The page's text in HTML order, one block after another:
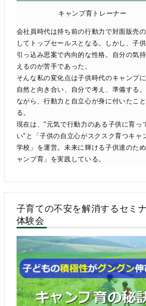
キャンプ育トレーナー
会社員時代は持ち前の行動力で対面販売
してトップセールスとなる。しかし、子
引っ込み思案で内向的な性格。自分の気
えるのが苦手であった。
そんな私の変化点は子供時代のキャンプに
自然と向き合い、自分で考え、準備する
ながら、行動力と自立心が身に付いたこ
る。
現在は、"元気で行動力のある子供に育っ
い"と「子供の自立心がスクスク育つキャ
学校」を運営。未来に輝ける子供達のた
ャンプ育」を実践している。
子育ての不安を解消するセミ
体験会